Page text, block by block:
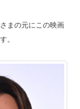
まの元にこの映画
。